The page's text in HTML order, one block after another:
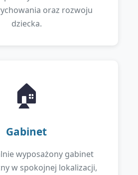
oraz rozwoju
dziecka.
🏠
Gabinet
wyposażony gabinet
w spokojnej lokalizacji,